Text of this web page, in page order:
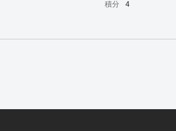
積分
4